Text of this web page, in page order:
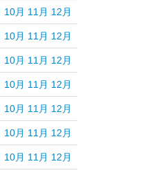
10月 11月 12月
10月 11月 12月
10月 11月 12月
10月 11月 12月
10月 11月 12月
10月 11月 12月
10月 11月 12月